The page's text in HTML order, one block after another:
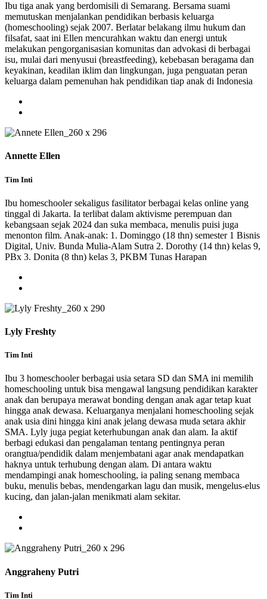
Ibu tiga anak yang berdomisili di Semarang. Bersama suami
memutuskan menjalankan pendidikan berbasis keluarga
(homeschooling) sejak 2007. Berlatar belakang ilmu hukum dan
filsafat, saat ini Ellen mencurahkan waktu dan energi untuk
melakukan pengorganisasian komunitas dan advokasi di berbagai
isu, mulai dari menyusui (breastfeeding), kebebasan beragama dan
keyakinan, keadilan iklim dan lingkungan, juga penguatan peran
keluarga dalam pemenuhan hak pendidikan tiap anak di Indonesia
Annette Ellen
Tim Inti
Ibu homeschooler sekaligus fasilitator berbagai kelas online yang
tinggal di Jakarta. Ia terlibat dalam aktivisme perempuan dan
kebangsaan sejak 2024 dan suka membaca, menulis puisi juga
menonton film. Anak-anak: 1. Dominggo (18 thn) semester 1 Bisnis
Digital, Univ. Bunda Mulia-Alam Sutra 2. Dorothy (14 thn) kelas 9,
PBx 3. Donita (8 thn) kelas 3, PKBM Tunas Harapan
Lyly Freshty
Tim Inti
Ibu 3 homeschooler berbagai usia setara SD dan SMA ini memilih
homeschooling untuk bisa mengawal langsung pendidikan karakter
anak dan berupaya merawat bonding dengan anak agar tetap kuat
hingga anak dewasa. Keluarganya menjalani homeschooling sejak
anak usia dini hingga kini anak jelang dewasa muda setara akhir
SMA. Lyly juga pegiat keterhubungan anak dan alam. Ia aktif
berbagi edukasi dan pengalaman tentang pentingnya peran
orangtua/pendidik dalam menjembatani agar anak mendapatkan
haknya untuk terhubung dengan alam. Di antara waktu
mendampingi anak homeschooling, ia paling senang membaca
buku, menulis bebas, mendengarkan lagu dan musik, mengelus-elus
kucing, dan jalan-jalan menikmati alam sekitar.
Anggraheny Putri
Tim Inti